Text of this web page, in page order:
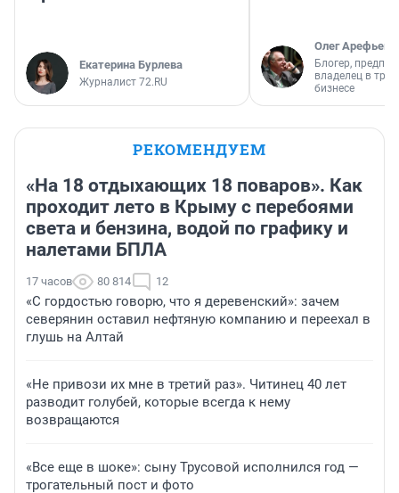
Екатерина Бурлева
Журналист 72.RU
Олег Арефьев
Блогер,
владелец в
бизнесе
РЕКОМЕНДУЕМ
«На 18 отдыхающих 18 поваров». Как
проходит лето в Крыму с перебоями
света и бензина, водой по графику и
налетами БПЛА
17 часов 80 814 12
«С гордостью говорю, что я деревенский»: зачем
северянин оставил нефтяную компанию и переехал в
глушь на Алтай
«Не привози их мне в третий раз». Читинец 40 лет
разводит голубей, которые всегда к нему
возвращаются
«Все еще в шоке»: сыну Трусовой исполнился год —
трогательный пост и фото